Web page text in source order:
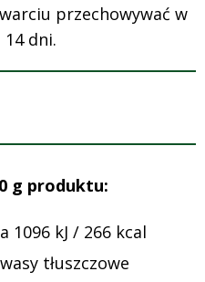
przechowywać w
dni.
g produktu:
1096 kJ / 266 kcal
tłuszczowe